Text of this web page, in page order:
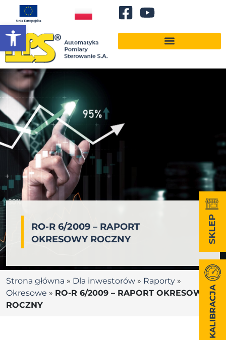
Otwórz pasek narzędzi
RO-R 6/2009 – RAPORT
OKRESOWY ROCZNY
Strona główna » Dla inwestorów » Raporty »
Okresowe » RO-R 6/2009 – RAPORT OKRESOWY
ROCZNY
KALIBRACJA